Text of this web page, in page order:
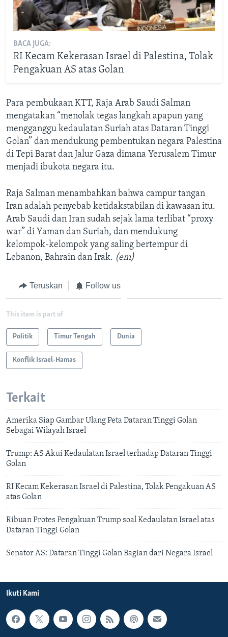
BACA JUGA:
RI Kecam Kekerasan Israel di Palestina, Tolak
Pengakuan AS atas Golan
Para pembukaan KTT, Raja Arab Saudi Salman
mengatakan “menolak tegas langkah apapun yang
mengganggu kedaulatan Suriah atas Dataran Tinggi
Golan” dan mendukung pembentukan negara Palestina
di Tepi Barat dan Jalur Gaza dimana Yerusalem Timur
menjadi ibukota negara itu.
Raja Salman menambahkan bahwa campur tangan
Iran adalah penyebab ketidakstabilan di kawasan itu.
Arab Saudi dan Iran sudah sejak lama terlibat “proxy
war” di Yaman dan Suriah, dan mendukung
kelompok-kelompok yang saling bertempur di
Lebanon, Bahrain dan Irak. (em)
Teruskan Follow us
This item is part of
Politik Timur Tengah Dunia
Konflik Israel-Hamas
Terkait
Amerika Siap Gambar Ulang Peta Dataran Tinggi Golan
Sebagai Wilayah Israel
Trump: AS Akui Kedaulatan Israel terhadap Dataran Tinggi
Golan
RI Kecam Kekerasan Israel di Palestina, Tolak Pengakuan AS
atas Golan
Ribuan Protes Pengakuan Trump soal Kedaulatan Israel atas
Dataran Tinggi Golan
Senator AS: Dataran Tinggi Golan Bagian dari Negara Israel
Ikuti Kami